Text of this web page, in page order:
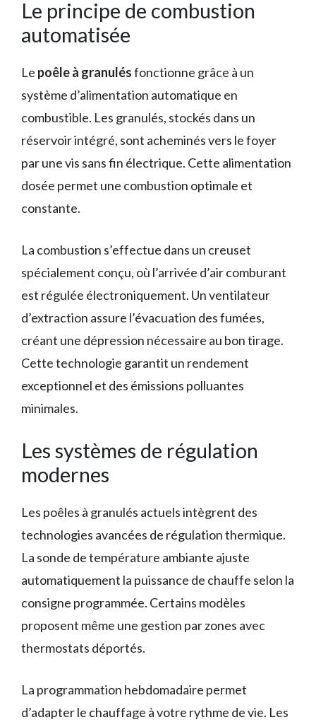
Le principe de combustion
automatisée
Le poêle à granulésfonctionne grâce à un
système d’alimentation automatique en
combustible. Les granulés, stockés dans un
réservoir intégré, sont acheminés vers le foyer
par une vis sans fin électrique. Cette alimentation
dosée permet une combustion optimale et
constante.
La combustion s’effectue dans un creuset
spécialement conçu, où l’arrivée d’air comburant
est régulée électroniquement. Un ventilateur
d’extraction assure l’évacuation des fumées,
créant une dépression nécessaire au bon tirage.
Cette technologie garantit un rendement
exceptionnel et des émissions polluantes
minimales.
Les systèmes de régulation
modernes
Les poêles à granulés actuels intègrent des
technologies avancées de régulation thermique.
La sonde de température ambiante ajuste
automatiquement la puissance de chauffe selon la
consigne programmée. Certains modèles
proposent même une gestion par zones avec
thermostats déportés.
La programmation hebdomadaire permet
d’adapter le chauffage à votre rythme de vie. Les